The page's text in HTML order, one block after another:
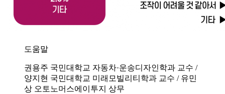
도움말
권용주 국민대학교 자동차·운송디자인학과 교수 /
양지현 국민대학교 미래모빌리티학과 교수 / 유민
상 오토노머스에이투지 상무